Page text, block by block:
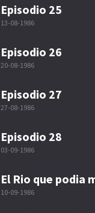
Episodio 25
13-08-1986
Episodio 26
20-08-1986
Episodio 27
27-08-1986
Episodio 28
03-09-1986
El Rio que podia
10-09-1986